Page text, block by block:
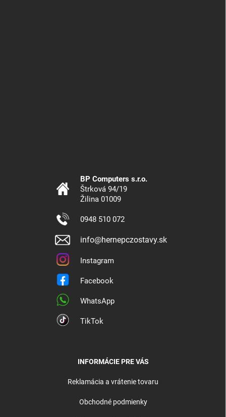
BP Computers s.r.o.
Štrková 94/19
Žilina 01009
0948 510 072
info@hernepczostavy.sk
Instagram
Facebook
WhatsApp
TikTok
INFORMÁCIE PRE VÁS
Reklamácia a vrátenie tovaru
Obchodné podmienky